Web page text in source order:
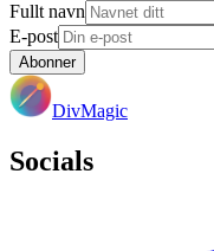
Fullt navn
E-post
Abonner
DivMagic
Socials